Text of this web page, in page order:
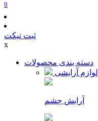
0
ثبت تیکت
x
دسته بندی محصولات
لوازم آرایشی
آرایش چشم